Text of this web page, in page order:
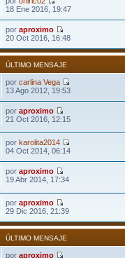
18 Ene 2016, 19:47
poraproximo
20 Oct 2016, 16:48
ÚLTIMO MENSAJE
porcarlina Vega
13 Ago 2012, 19:53
poraproximo
21 Oct 2016, 12:15
porkarolita2014
04 Oct 2014, 06:14
poraproximo
19 Abr 2014, 17:34
poraproximo
29 Dic 2016, 21:39
ÚLTIMO MENSAJE
poraproximo